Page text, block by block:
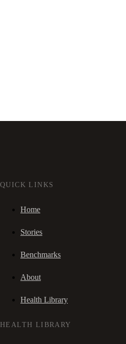
QUICK LINKS
Home
Stories
Benchmarks
About
Health Library
HEALTH LIBRARY